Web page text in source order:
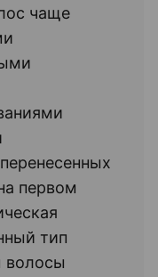
чаще
первом
тип
волосы